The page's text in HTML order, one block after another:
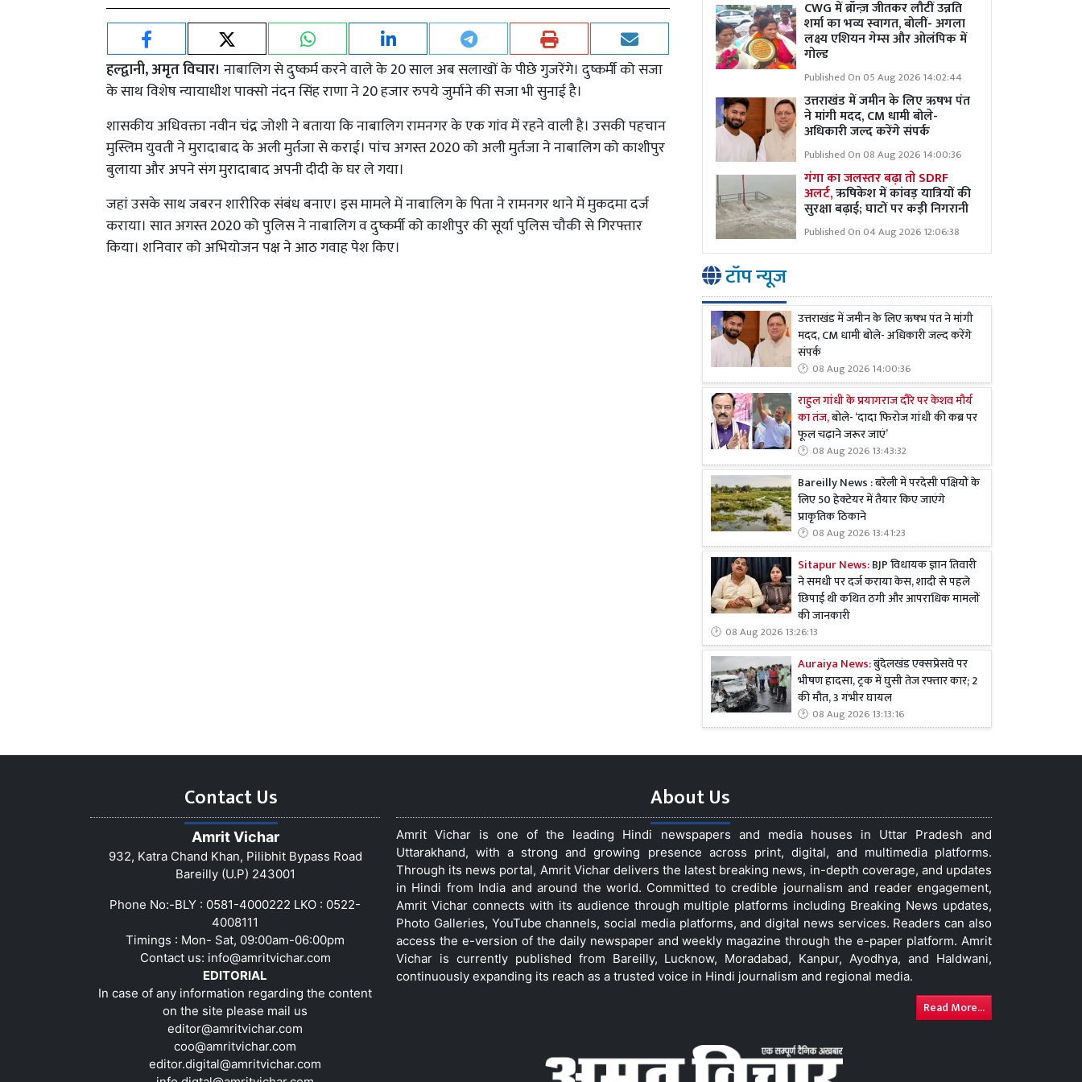
हल्द्वानी, अमृत विचार। नाबालिग से दुष्कर्म करने वाले के 20 साल अब सलाखों के पीछे गुजरेंगे। दुष्कर्मी को सजा
के साथ विशेष न्यायाधीश पाक्सो नंदन सिंह राणा ने 20 हजार रुपये जुर्माने की सजा भी सुनाई है।
शासकीय अधिवक्ता नवीन चंद्र जोशी ने बताया कि नाबालिग रामनगर के एक गांव में रहने वाली है। उसकी पहचान
मुस्लिम युवती ने मुरादाबाद के अली मुर्तजा से कराई। पांच अगस्त 2020 को अली मुर्तजा ने नाबालिग को काशीपुर
बुलाया और अपने संग मुरादाबाद अपनी दीदी के घर ले गया।
जहां उसके साथ जबरन शारीरिक संबंध बनाए। इस मामले में नाबालिग के पिता ने रामनगर थाने में मुकदमा दर्ज
कराया। सात अगस्त 2020 को पुलिस ने नाबालिग व दुष्कर्मी को काशीपुर की सूर्या पुलिस चौकी से गिरफ्तार
किया। शनिवार को अभियोजन पक्ष ने आठ गवाह पेश किए।
CWG में ब्रॉन्ज़ जीतकर लौटीं उन्नति
शर्मा का भव्य स्वागत, बोलीं- अगला
लक्ष्य एशियन गेम्स और ओलंपिक में
गोल्ड
Published On 05 Aug 2026 14:02:44
उत्तराखंड में जमीन के लिए ऋषभ पंत
ने मांगी मदद, CM धामी बोले-
अधिकारी जल्द करेंगे संपर्क
Published On 08 Aug 2026 14:00:36
गंगा का जलस्तर बढ़ा तो SDRF
अलर्ट,ऋषिकेश में कांवड़ यात्रियों की
सुरक्षा बढ़ाई; घाटों पर कड़ी निगरानी
Published On 04 Aug 2026 12:06:38
टॉप न्यूज
उत्तराखंड में जमीन के लिए ऋषभ पंत ने मांगी
मदद, CM धामी बोले- अधिकारी जल्द करेंगे
संपर्क
08 Aug 2026 14:00:36
राहुल गांधी के प्रयागराज दौरे पर केशव मौर्य
का तंज,बोले- ‘दादा फिरोज गांधी की कब्र पर
फूल चढ़ाने जरूर जाएं’
08 Aug 2026 13:43:32
Bareilly News : बरेली में परदेसी पक्षियों के
लिए 50 हेक्टेयर में तैयार किए जाएंगे
प्राकृतिक ठिकाने
08 Aug 2026 13:41:23
Sitapur News:BJP विधायक ज्ञान तिवारी
ने समधी पर दर्ज कराया केस, शादी से पहले
छिपाई थी कथित ठगी और आपराधिक मामलों
की जानकारी
08 Aug 2026 13:26:13
Auraiya News:बुंदेलखंड एक्सप्रेसवे पर
भीषण हादसा, ट्रक में घुसी तेज रफ्तार कार; 2
की मौत, 3 गंभीर घायल
08 Aug 2026 13:13:16
Contact Us
Amrit Vichar
932, Katra Chand Khan, Pilibhit Bypass Road
Bareilly (U.P) 243001
Phone No:-BLY : 0581-4000222 LKO : 0522-
4008111
Timings : Mon- Sat, 09:00am-06:00pm
Contact us: info@amritvichar.com
EDITORIAL
In case of any information regarding the content
on the site please mail us
editor@amritvichar.com
coo@amritvichar.com
editor.digital@amritvichar.com
About Us
Amrit Vichar is one of the leading Hindi newspapers and media houses in Uttar Pradesh and
Uttarakhand, with a strong and growing presence across print, digital, and multimedia platforms.
Through its news portal, Amrit Vichar delivers the latest breaking news, in-depth coverage, and updates
in Hindi from India and around the world. Committed to credible journalism and reader engagement,
Amrit Vichar connects with its audience through multiple platforms including Breaking News updates,
Photo Galleries, YouTube channels, social media platforms, and digital news services. Readers can also
access the e-version of the daily newspaper and weekly magazine through the e-paper platform. Amrit
Vichar is currently published from Bareilly, Lucknow, Moradabad, Kanpur, Ayodhya, and Haldwani,
continuously expanding its reach as a trusted voice in Hindi journalism and regional media.
Read More...